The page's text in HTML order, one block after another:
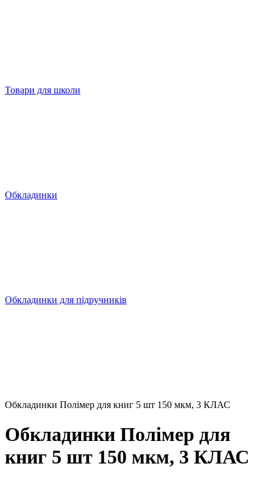
Товари для школи
Обкладинки
Обкладинки для підручників
Обкладинки Полімер для книг 5 шт 150 мкм, 3 КЛАС
Обкладинки Полімер для
книг 5 шт 150 мкм, 3 КЛАС